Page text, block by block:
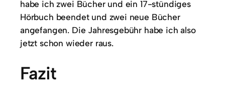
habe ich zwei Bücher und ein 17-stündiges
Hörbuch beendet und zwei neue Bücher
angefangen. Die Jahresgebühr habe ich also
jetzt schon wieder raus.
Fazit